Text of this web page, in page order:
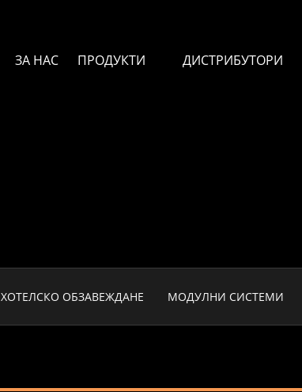
ЗА НАС ПРОДУКТИ ДИСТРИБУТОРИ
ХОТЕЛСКО ОБЗАВЕЖДАНЕ МОДУЛНИ СИСТЕМИ